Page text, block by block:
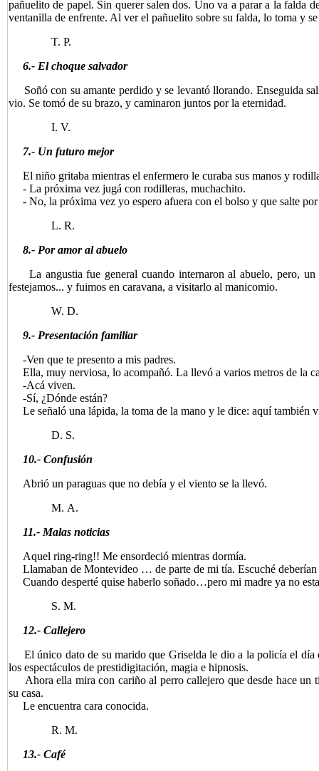
pañuelito de papel. Sin querer salen dos. Uno va a parar a la falda
ventanilla de enfrente. Al ver el pañuelito sobre su falda, lo toma y
T. P.
6.- El choque salvador
Soñó con su amante perdido y se levantó llorando. Enseguida
vio. Se tomó de su brazo, y caminaron juntos por la eternidad.
I. V.
7.- Un futuro mejor
El niño gritaba mientras el enfermero le curaba sus manos y
- La próxima vez jugá con rodilleras, muchachito.
- No, la próxima vez yo espero afuera con el bolso y que salte
L. R.
8.- Por amor al abuelo
La angustia fue general cuando internaron al abuelo, pero, un
festejamos... y fuimos en caravana, a visitarlo al manicomio.
W. D.
9.- Presentación familiar
-Ven que te presento a mis padres.
Ella, muy nerviosa, lo acompañó. La llevó a varios metros de la
-Acá viven.
-Sí, ¿Dónde están?
Le señaló una lápida, la toma de la mano y le dice: aquí también
D. S.
10.- Confusión
Abrió un paraguas que no debía y el viento se la llevó.
M. A.
​11.- Malas noticias
Aquel ring-ring!! Me ensordeció mientras dormía.
Llamaban de Montevideo … de parte de mi tía. Escuché deberían
Cuando desperté quise haberlo soñado…pero mi madre ya no
S. M.
12.- Callejero
El único dato de su marido que Griselda le dio a la policía el día
los espectáculos de prestidigitación, magia e hipnosis.
Ahora ella mira con cariño al perro callejero que desde hace un
su casa.
Le encuentra cara conocida.
R. M.
13.- Café